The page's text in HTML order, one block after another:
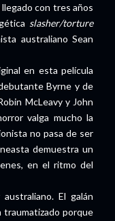
con tres años
slasher/torture
australiano Sean
en esta película
Byrne y de
McLeavy y John
valga mucho la
no pasa de ser
demuestra un
en el ritmo del
El galán
traumatizado porque